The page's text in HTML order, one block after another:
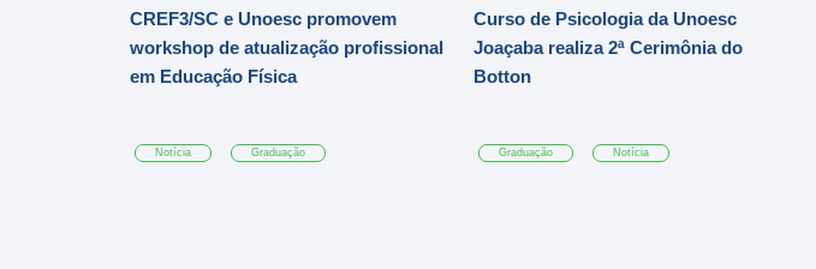
CREF3/SC e Unoesc promovem
workshop de atualização profissional
em Educação Física
Notícia Graduação
Curso de Psicologia da Unoesc
Joaçaba realiza 2ª Cerimônia do
Botton
Graduação Notícia